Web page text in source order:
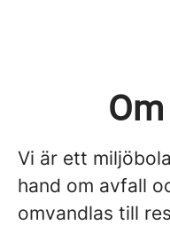
Vi är ett
hand om avfall
omvandlas till